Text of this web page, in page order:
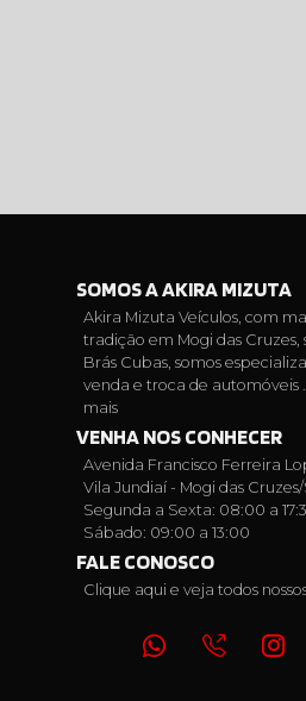
SOMOS A AKIRA MIZUTA
Akira Mizuta Veículos, com
tradição em Mogi das
Brás Cubas, somos
venda e troca de automóveis ...
mais
VENHA NOS CONHECER
Avenida Francisco Ferreira
Vila Jundiaí - Mogi das Cruzes/
Segunda a Sexta: 08:00 a
Sábado: 09:00 a 13:00
FALE CONOSCO
Clique aqui e veja todos